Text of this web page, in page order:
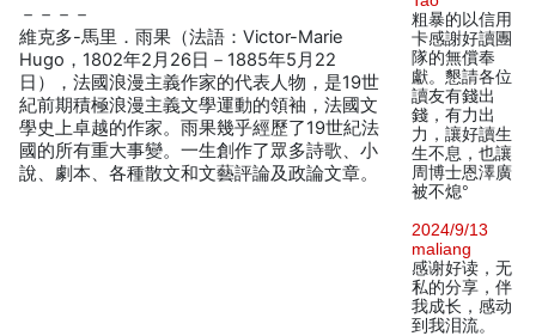
－－－－
維克多-馬里．雨果（法語：Victor-Marie
Hugo，1802年2月26日－1885年5月22
日），法國浪漫主義作家的代表人物，是19世
紀前期積極浪漫主義文學運動的領袖，法國文
學史上卓越的作家。雨果幾乎經歷了19世紀法
國的所有重大事變。一生創作了眾多詩歌、小
說、劇本、各種散文和文藝評論及政論文章。
粗暴的以信用
卡感謝好讀團
隊的無償奉
獻。懇請各位
讀友有錢出
錢，有力出
力，讓好讀生
生不息，也讓
周博士恩澤廣
被不熄°
2024/9/13
maliang
感谢好读，无
私的分享，伴
我成长，感动
到我泪流。